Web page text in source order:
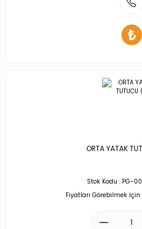
ORTA YATAK
Stok Kodu : PG-
Fiyatları Görebilmek İçin